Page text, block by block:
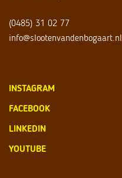
(0485) 31 02 77
info@slootenvandenbogaart.nl
INSTAGRAM
FACEBOOK
LINKEDIN
YOUTUBE